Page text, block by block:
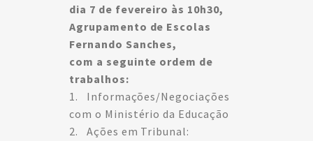
dia 7 de fevereiro às 10h30,
Agrupamento de Escolas
Fernando Sanches,
com a seguinte ordem de
trabalhos:
1. Informações/Negociações
com o Ministério da Educação
2. Ações em Tribunal: